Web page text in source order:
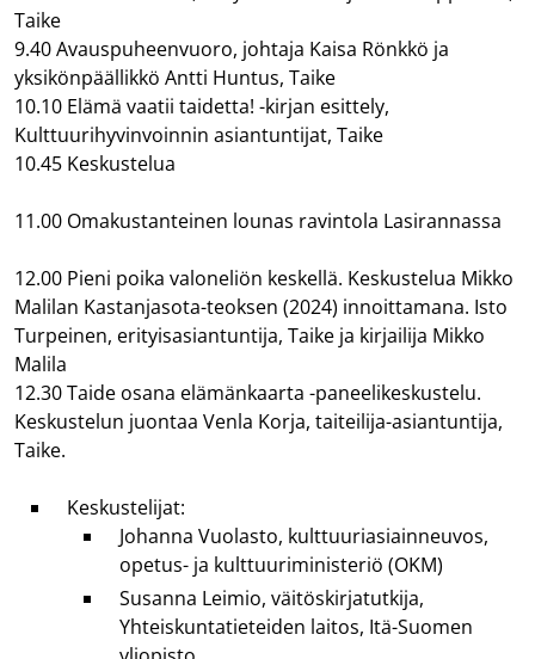
Taike
9.40 Avauspuheenvuoro, johtaja Kaisa Rönkkö ja
yksikönpäällikkö Antti Huntus, Taike
10.10 Elämä vaatii taidetta! -kirjan esittely,
Kulttuurihyvinvoinnin asiantuntijat, Taike
10.45 Keskustelua
11.00 Omakustanteinen lounas ravintola Lasirannassa
12.00 Pieni poika valoneliön keskellä. Keskustelua Mikko
Malilan Kastanjasota-teoksen (2024) innoittamana. Isto
Turpeinen, erityisasiantuntija, Taike ja kirjailija Mikko
Malila
12.30 Taide osana elämänkaarta -paneelikeskustelu.
Keskustelun juontaa Venla Korja, taiteilija-asiantuntija,
Taike.
Keskustelijat:
Johanna Vuolasto, kulttuuriasiainneuvos,
opetus- ja kulttuuriministeriö (OKM)
Susanna Leimio, väitöskirjatutkija,
Yhteiskuntatieteiden laitos, Itä-Suomen